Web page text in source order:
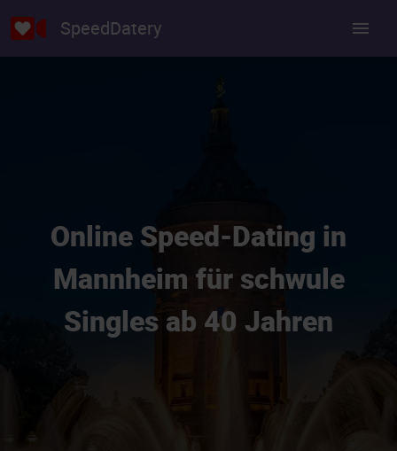
SpeedDatery
Online Speed-Dating in
Mannheim für schwule
Singles ab 40 Jahren